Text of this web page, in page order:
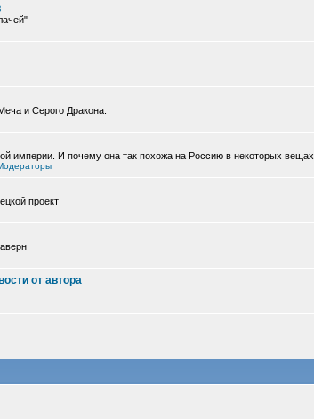
и Серого Дракона.
империи. И почему она так похожа на Россию в некоторых вещах.
проект
от автора